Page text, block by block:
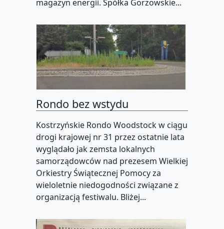
magazyn energii. Spółka Gorzowskie...
Rondo bez wstydu
Kostrzyńskie Rondo Woodstock w ciągu
drogi krajowej nr 31 przez ostatnie lata
wyglądało jak zemsta lokalnych
samorządowców nad prezesem Wielkiej
Orkiestry Świątecznej Pomocy za
wieloletnie niedogodności związane z
organizacją festiwalu. Bliżej...